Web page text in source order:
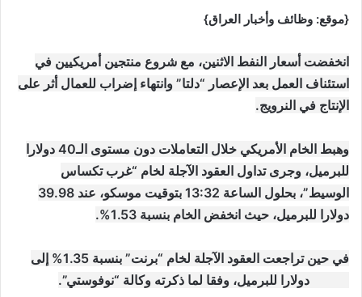
{موقع: وظائف وأخبار العراق}
انخفضت أسعار النفط الاثنين، مع شروع منتجين أمريكيين في
استئناف العمل بعد الإعصار “دلتا” وانتهاء إضراب للعمال أثر على
الإنتاج في النرويج.
وهبط الخام الأمريكي خلال التعاملات دون مستوى الـ40 دولارا
للبرميل، وجرى تداول العقود الآجلة لخام “غرب تكساس
الوسيط”، بحلول الساعة 13:32 بتوقيت موسكو، عند 39.98
دولارا للبرميل، حيث انخفض الخام بنسبة 1.53%.
في حين تراجعت العقود الآجلة لخام “برنت” بنسبة 1.35% إلى